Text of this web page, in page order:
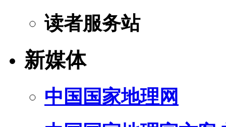
读者服务站
新媒体
中国国家地理网